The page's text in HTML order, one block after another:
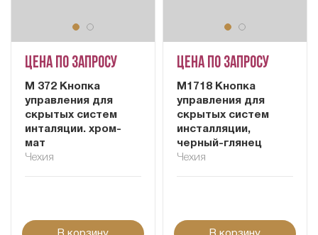
Цена по запросу
М 372 Кнопка
управления для
скрытых систем
инталяции. хром-
мат
Чехия
Цена по запросу
M1718 Кнопка
управления для
скрытых систем
инсталляции,
черный-глянец
Чехия